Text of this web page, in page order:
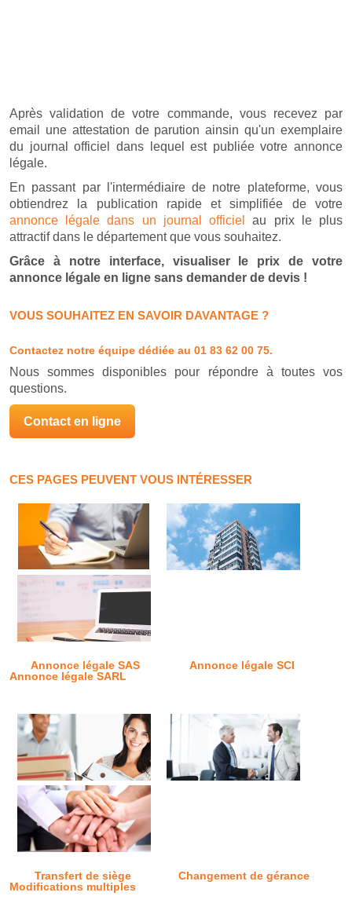
Après validation de votre commande, vous recevez par
email une attestation de parution ainsin qu'un exemplaire
du journal officiel dans lequel est publiée votre annonce
légale.
En passant par l'intermédiaire de notre plateforme, vous
obtiendrez la publication rapide et simplifiée de votre
annonce légale dans un journal officiel
au prix le plus
attractif dans le département que vous souhaitez.
Grâce à notre interface, visualiser le prix de votre
annonce légale en ligne sans demander de devis !
VOUS SOUHAITEZ EN SAVOIR DAVANTAGE ?
Contactez notre équipe dédiée au 01 83 62 00 75.
Nous sommes disponibles pour répondre à toutes vos
questions.
Contact en ligne
CES PAGES PEUVENT VOUS INTÉRESSER
Annonce légale SAS
Annonce légale SCI
Annonce légale SARL
Transfert de siège
Changement de gérance
Modifications multiples